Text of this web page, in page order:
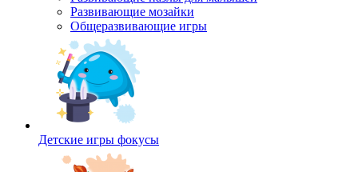
Развивающие мозайки
Общеразвивающие игры
Детские игры фокусы